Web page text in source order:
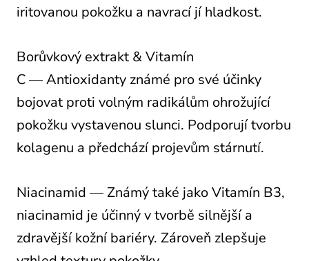
iritovanou pokožku a navrací jí hladkost.
Borůvkový extrakt & Vitamín
C—Antioxidanty známé pro své účinky
bojovat proti volným radikálům ohrožující
pokožku vystavenou slunci. Podporují tvorbu
kolagenu a předchází projevům stárnutí.
Niacinamid — Známý také jako Vitamín B3,
niacinamid je účinný v tvorbě silnější a
zdravější kožní bariéry. Zároveň zlepšuje